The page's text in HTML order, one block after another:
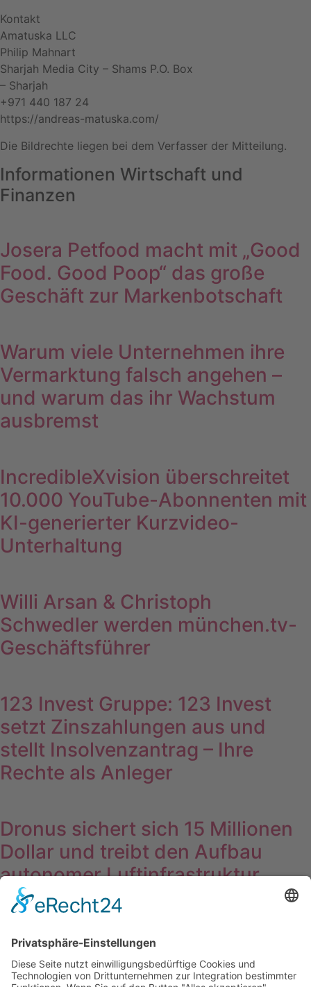
Kontakt
Amatuska LLC
Philip Mahnart
Sharjah Media City – Shams P.O. Box
– Sharjah
+971 440 187 24
https://andreas-matuska.com/
Die Bildrechte liegen bei dem Verfasser der Mitteilung.
Informationen Wirtschaft und
Finanzen
Josera Petfood macht mit „Good
Food. Good Poop“ das große
Geschäft zur Markenbotschaft
Warum viele Unternehmen ihre
Vermarktung falsch angehen –
und warum das ihr Wachstum
ausbremst
IncredibleXvision überschreitet
10.000 YouTube-Abonnenten mit
KI-generierter Kurzvideo-
Unterhaltung
Willi Arsan & Christoph
Schwedler werden münchen.tv-
Geschäftsführer
123 Invest Gruppe: 123 Invest
setzt Zinszahlungen aus und
stellt Insolvenzantrag – Ihre
Rechte als Anleger
Dronus sichert sich 15 Millionen
Dollar und treibt den Aufbau
autonomer Luftinfrastruktur
voran
Impressum
Datenschutz